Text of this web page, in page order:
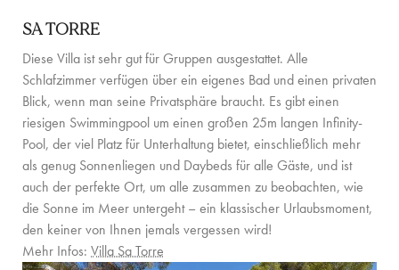
NEWS
ÜBER UNS
ÜBER UNS
VILLA-BESITZER
FAMILIENFREUNDLICH
SA TORRE
Diese Villa ist sehr gut für Gruppen ausgestattet. Alle
Schlafzimmer verfügen über ein eigenes Bad und einen privaten
Blick, wenn man seine Privatsphäre braucht. Es gibt einen
riesigen Swimmingpool um einen großen 25m langen Infinity-
Pool, der viel Platz für Unterhaltung bietet, einschließlich mehr
als genug Sonnenliegen und Daybeds für alle Gäste, und ist
auch der perfekte Ort, um alle zusammen zu beobachten, wie
die Sonne im Meer untergeht – ein klassischer Urlaubsmoment,
den keiner von Ihnen jemals vergessen wird!
Mehr Infos: Villa Sa Torre